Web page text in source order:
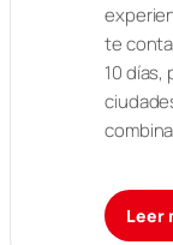
te
10 días,
Leer